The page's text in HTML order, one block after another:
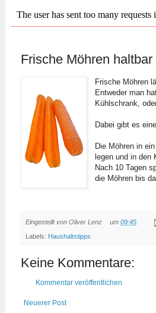
Frische Möhren haltbar
Frische Möhren
Entweder man
Kühlschrank,
Dabei gibt es
Die Möhren in
legen und in den
Nach 10 Tagen
die Möhren bis
Eingestellt von Oliver Lenz um 09:45
Labels: Haushaltstipps
Keine Kommentare:
Kommentar veröffentlichen
Neuerer Post